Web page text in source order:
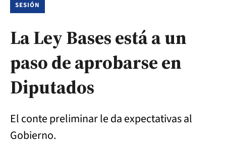
SESIÓN
La Ley Bases está a un
paso de aprobarse en
Diputados
El conte preliminar le da expectativas al
Gobierno.